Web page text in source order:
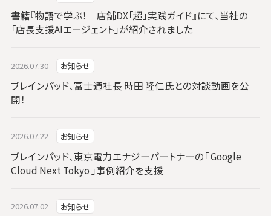
書籍『物語で学ぶ！ 店舗DX「超」実践ガイド』にて、当社の
「店長支援AIエージェント」が紹介されました
2026.07.30 お知らせ
ブレインパッド、富士通社長 時田 隆仁氏との対談動画を公
開！
2026.07.22 お知らせ
ブレインパッド、東京電力エナジーパートナーの「 Google
Cloud Next Tokyo 」事例紹介を支援
2026.07.02 お知らせ